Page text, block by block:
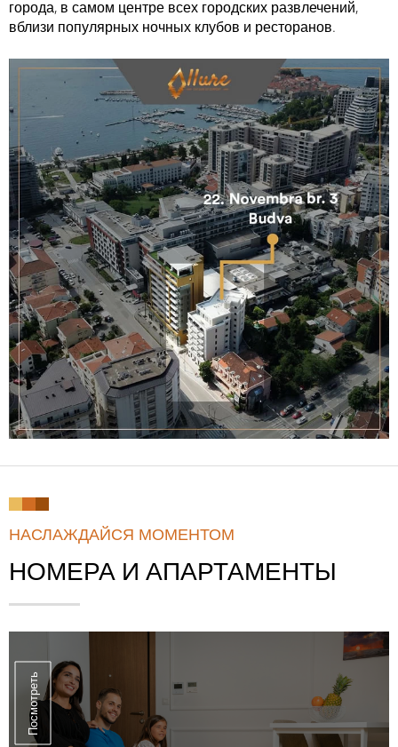
города, в самом центре всех городских развлечений,
вблизи популярных ночных клубов и ресторанов.
НАСЛАЖДАЙСЯ МОМЕНТОМ
НОМЕРА И АПАРТАМЕНТЫ
Посмотреть